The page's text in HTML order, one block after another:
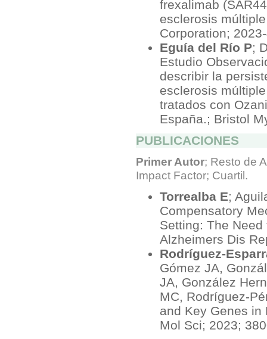
frexalimab
esclerosis
Corporation;
Eguía del Río P;
Estudio
describir la
esclerosis
tratados con
España.; Bristol
PUBLICACIONES
Primer Autor; Resto de
Impact Factor; Cuartil.
Torrealba E;
Compensatory
Setting: The
Alzheimers Dis
Rodríguez-
Gómez JA,
JA, González
MC, Rodríguez-
and Key Genes in
Mol Sci; 2023;